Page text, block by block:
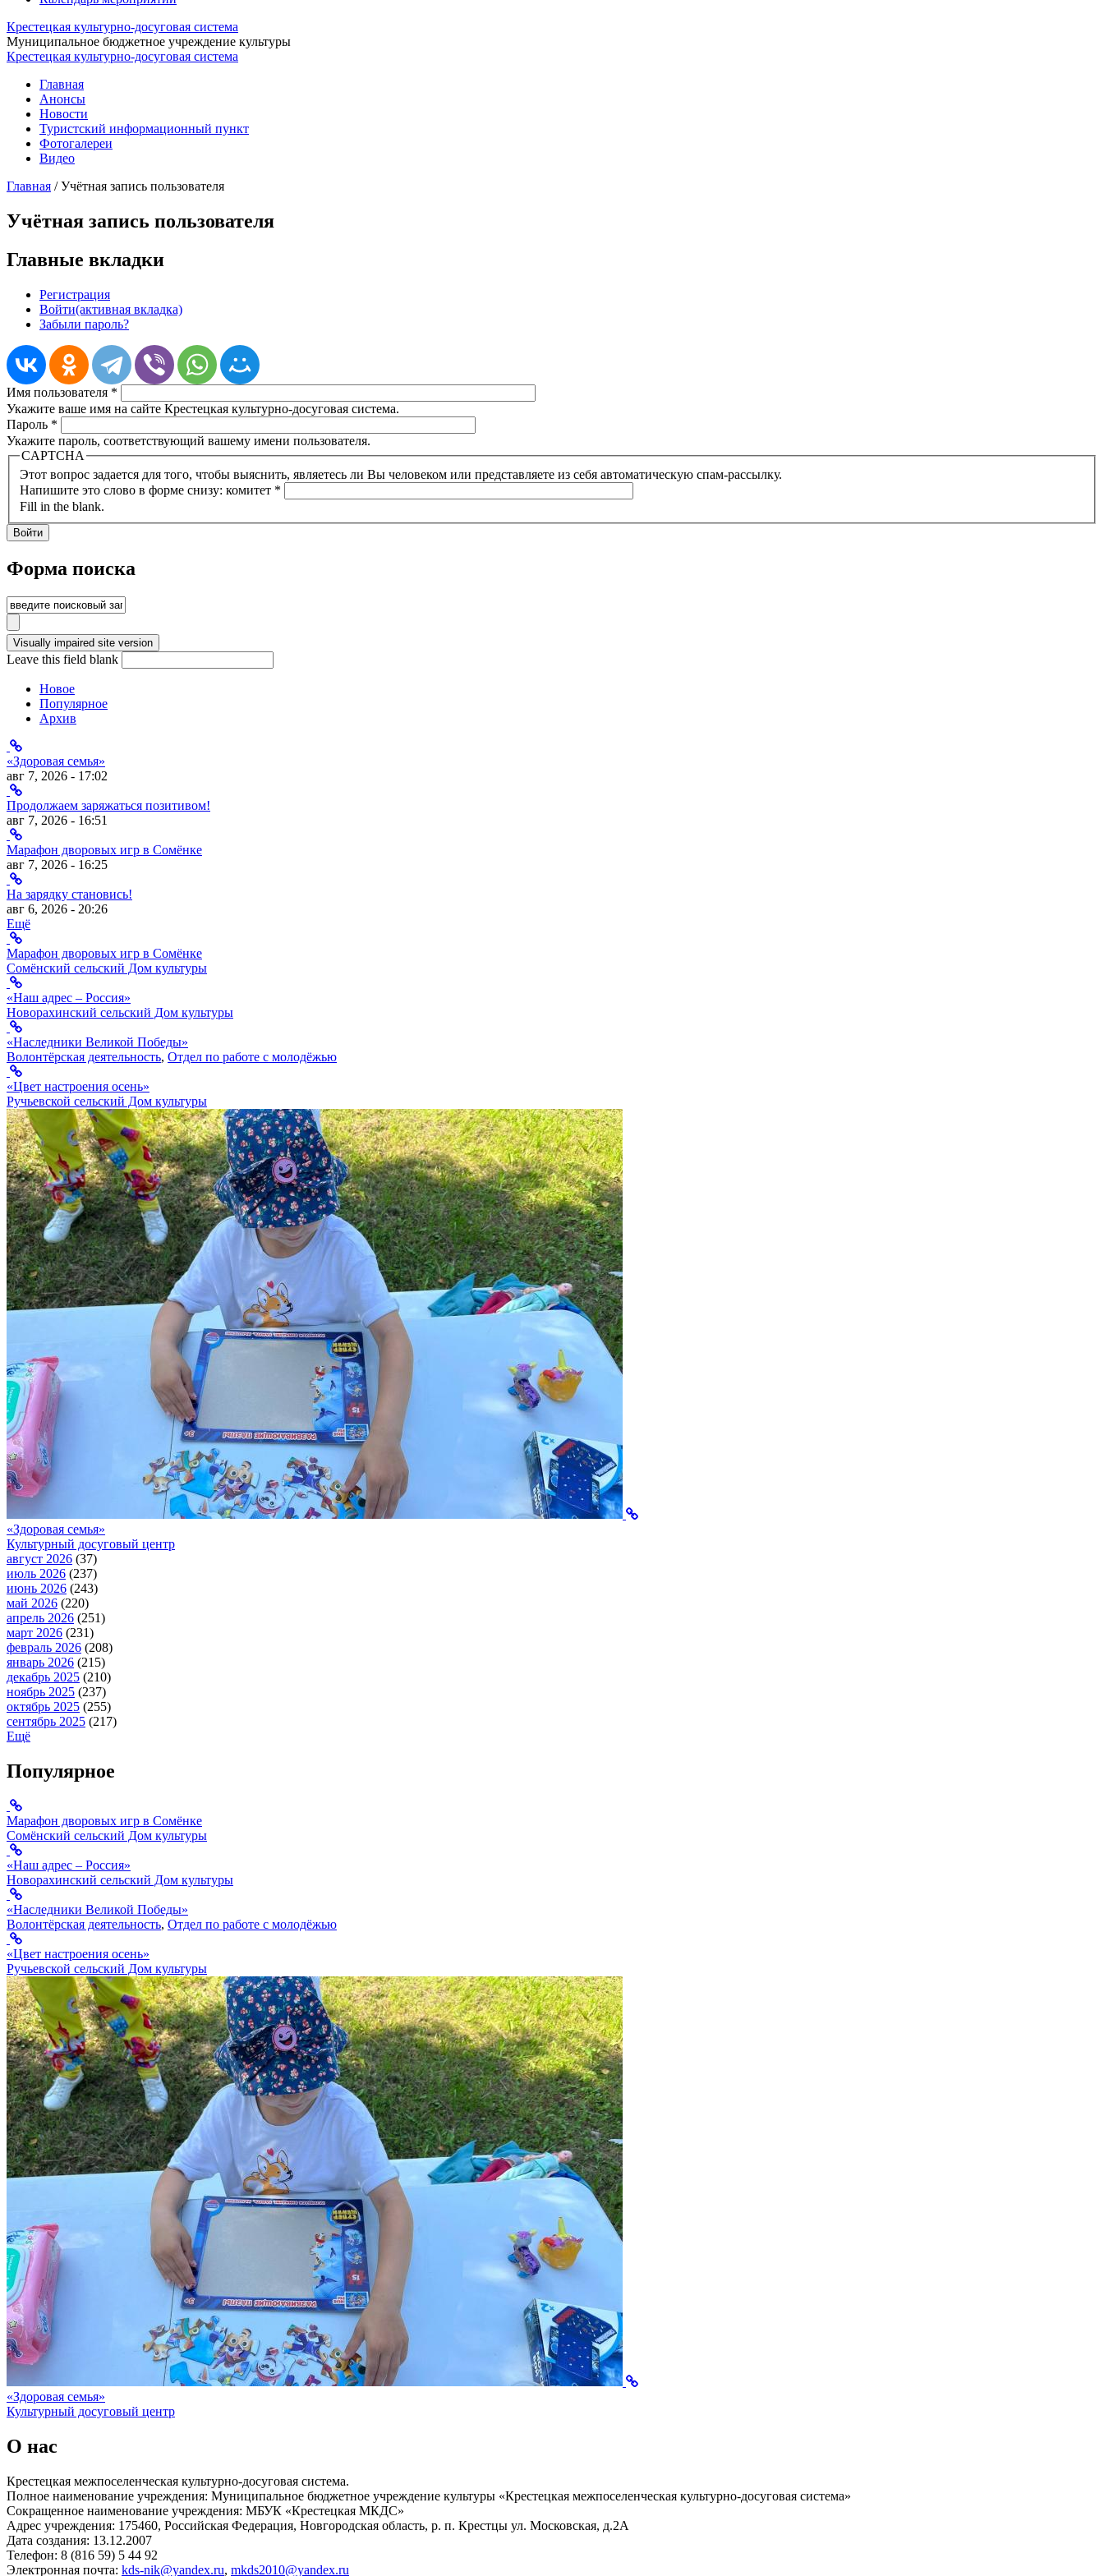
Крестецкая культурно-досуговая система
Муниципальное бюджетное учреждение культуры
Крестецкая культурно-досуговая система
Главная
Анонсы
Новости
Туристский информационный пункт
Фотогалереи
Видео
Главная /Учётная запись пользователя
Учётная запись пользователя
Главные вкладки
Регистрация
Войти(активная вкладка)
Забыли пароль?
Имя пользователя *
Укажите ваше имя на сайте Крестецкая культурно-досуговая система.
Пароль *
Укажите пароль, соответствующий вашему имени пользователя.
CAPTCHA
Этот вопрос задается для того, чтобы выяснить, являетесь ли Вы человеком или представляете из себя автоматическую спам-рассылку.
Напишите это слово в форме снизу: комитет *
Fill in the blank.
Форма поиска
Leave this field blank
Новое
Популярное
Архив
«Здоровая семья»
авг 7, 2026 - 17:02
Продолжаем заряжаться позитивом!
авг 7, 2026 - 16:51
Марафон дворовых игр в Сомёнке
авг 7, 2026 - 16:25
На зарядку становись!
авг 6, 2026 - 20:26
Ещё
Марафон дворовых игр в Сомёнке
Сомёнский сельский Дом культуры
«Наш адрес – Россия»
Новорахинский сельский Дом культуры
«Наследники Великой Победы»
Волонтёрская деятельность, Отдел по работе с молодёжью
«Цвет настроения осень»
Ручьевской сельский Дом культуры
«Здоровая семья»
Культурный досуговый центр
август 2026 (37)
июль 2026 (237)
июнь 2026 (243)
май 2026 (220)
апрель 2026 (251)
март 2026 (231)
февраль 2026 (208)
январь 2026 (215)
декабрь 2025 (210)
ноябрь 2025 (237)
октябрь 2025 (255)
сентябрь 2025 (217)
Ещё
Популярное
Марафон дворовых игр в Сомёнке
Сомёнский сельский Дом культуры
«Наш адрес – Россия»
Новорахинский сельский Дом культуры
«Наследники Великой Победы»
Волонтёрская деятельность, Отдел по работе с молодёжью
«Цвет настроения осень»
Ручьевской сельский Дом культуры
«Здоровая семья»
Культурный досуговый центр
О нас
Крестецкая межпоселенческая культурно-досуговая система.
Полное наименование учреждения: Муниципальное бюджетное учреждение культуры «Крестецкая межпоселенческая культурно-досуговая система»
Сокращенное наименование учреждения: МБУК «Крестецкая МКДС»
Адрес учреждения: 175460, Российская Федерация, Новгородская область, р. п. Крестцы ул. Московская, д.2А
Дата создания: 13.12.2007
Телефон: 8 (816 59) 5 44 92
Электронная почта: kds-nik@yandex.ru, mkds2010@yandex.ru